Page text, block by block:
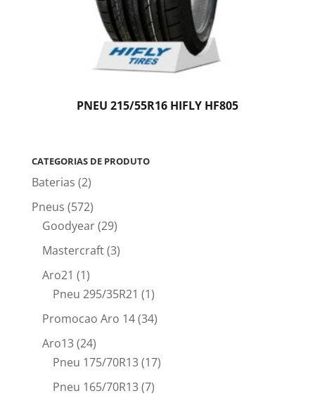
PNEU 215/55R16 HIFLY HF805
CATEGORIAS DE PRODUTO
Baterias (2)
Pneus (572)
Goodyear(29)
Mastercraft(3)
Aro21 (1)
Pneu 295/35R21 (1)
Promocao Aro 14(34)
Aro13(24)
Pneu 175/70R13(17)
Pneu 165/70R13(7)